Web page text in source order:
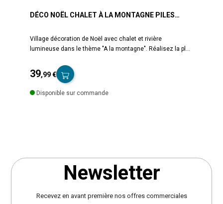
DÉCO NOËL CHALET À LA MONTAGNE PILES
Village décoration de Noël avec chalet et rivière
lumineuse dans le thème "A la montagne". Réalisez la plus
proposés sur le site. Village composé d'un chalet de
montagne + un tunnel dans lequel tourne le père Noël et
son traîneau + des enfants tournant autour d'un sapin +
une grande rivière lumineuse. Décoré de neige,
39,99 €
Disponible sur commande
Newsletter
Recevez en avant première nos offres commerciales